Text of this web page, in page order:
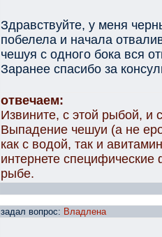
Здравствуйте, у меня
побелела и начала
чешуя с одного бока вся
Заранее спасибо за
отвечаем:
Извините, с этой рыбой, и
Выпадение чешуи (а не
как с водой, так и
интернете
рыбе.
задал вопрос: Владлена